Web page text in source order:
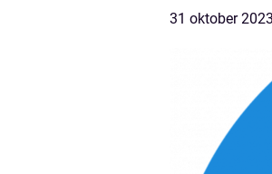
31 oktober 2023